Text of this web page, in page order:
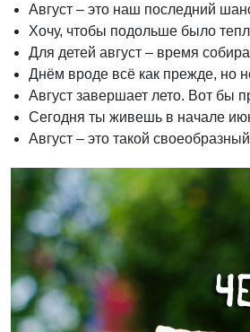
Август – это наш последний
Хочу, чтобы подольше было
Для детей август – время
Днём вроде всё как прежде, но
Август завершает лето. Вот бы
Сегодня ты живешь в начале
Август – это такой